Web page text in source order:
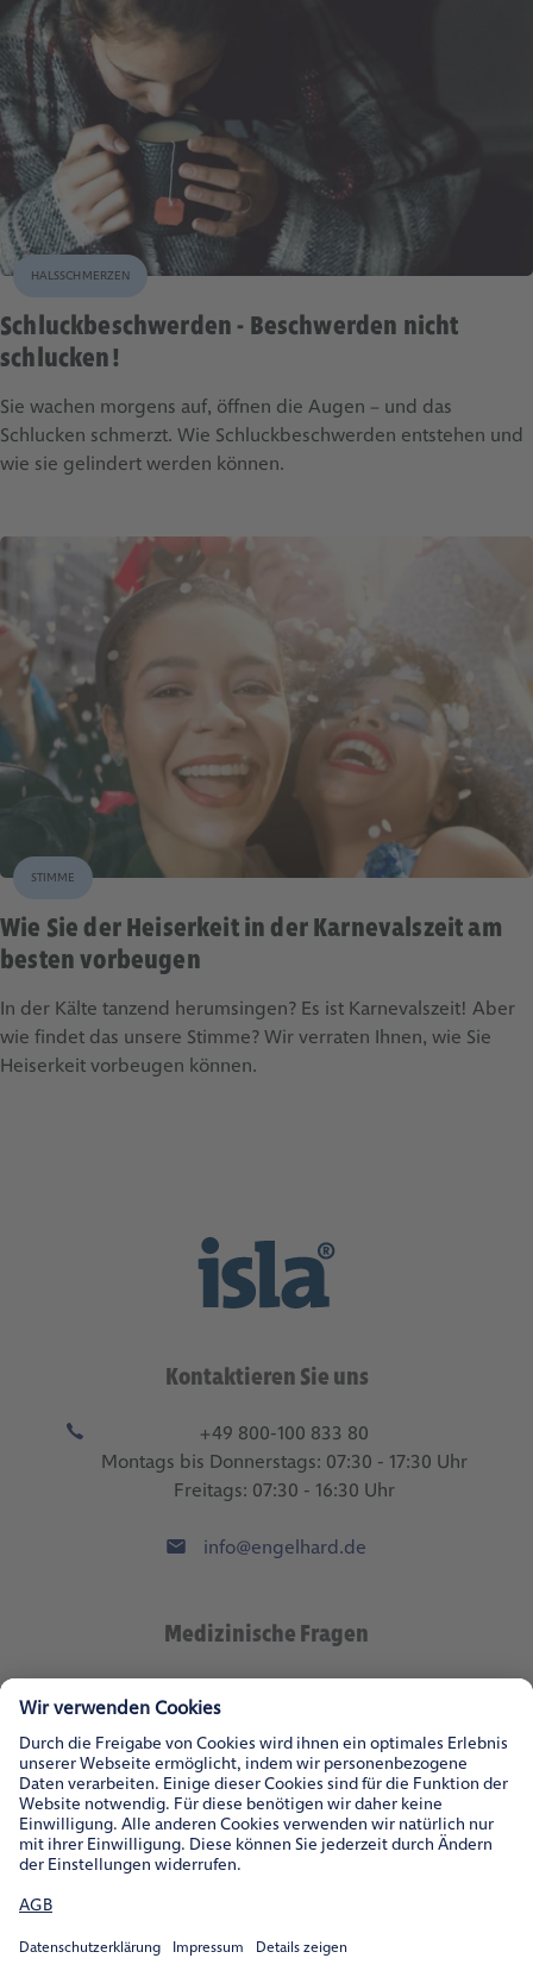
HALSSCHMERZEN
Schluckbeschwerden - Beschwerden nicht
schlucken!
Sie wachen morgens auf, öffnen die Augen – und das
Schlucken schmerzt. Wie Schluckbeschwerden entstehen und
wie sie gelindert werden können.
STIMME
Wie Sie der Heiserkeit in der Karnevalszeit am
besten vorbeugen
In der Kälte tanzend herumsingen? Es ist Karnevalszeit! Aber
wie findet das unsere Stimme? Wir verraten Ihnen, wie Sie
Heiserkeit vorbeugen können.
Kontaktieren Sie uns
+49 800-100 833 80
Montags bis Donnerstags: 07:30 - 17:30 Uhr
Freitags: 07:30 - 16:30 Uhr
info@engelhard.de
Medizinische Fragen
Impressum Datenschutz